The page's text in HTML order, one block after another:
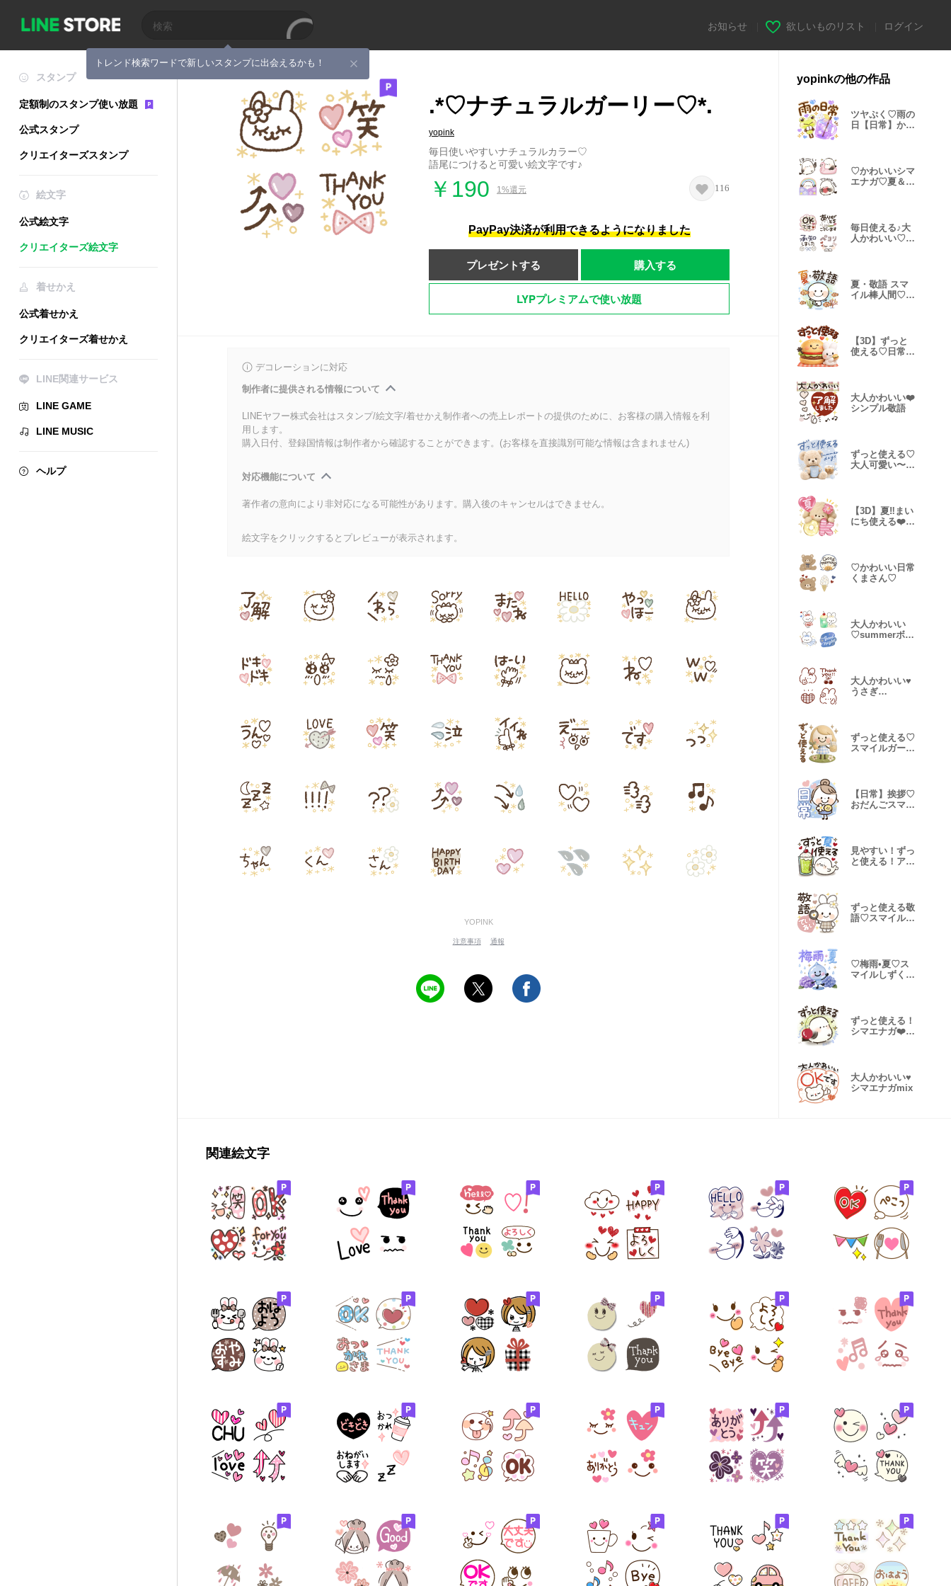
トレンド検索ワードで新しいスタンプに出会えるかも！
お知らせ 欲しいものリスト ログイン
スタンプ
定額制のスタンプ使い放題
公式スタンプ
クリエイターズスタンプ
絵文字
公式絵文字
クリエイターズ絵文字
着せかえ
公式着せかえ
クリエイターズ着せかえ
LINE関連サービス
LINE GAME
LINE MUSIC
ヘルプ
.*♡ナチュラルガーリー♡*.
yopink
毎日使いやすいナチュラルカラー♡
語尾につけると可愛い絵文字です♪
￥190 1%還元 116
PayPay決済が利用できるようになりました
プレゼントする 購入する
LYPプレミアムで使い放題
デコレーションに対応
制作者に提供される情報について
LINEヤフー株式会社はスタンプ/絵文字/着せかえ制作者への売上レポートの提供のために、お客様の購入情報を利
用します。
購入日付、登録国情報は制作者から確認することができます。(お客様を直接識別可能な情報は含まれません)
対応機能について
著作者の意向により非対応になる可能性があります。購入後のキャンセルはできません。
絵文字をクリックするとプレビューが表示されます。
YOPINK
注意事項 通報
yopinkの他の作品
ツヤぷく♡雨の
日【日常】かえ
♡かわいいシマ
エナガ♡夏＆雨
毎日使える♪大
人かわいい♡敬
夏・敬語 スマ
イル棒人間♡い
【3D】ずっと
使える♡日常う
大人かわいい❤️
シンプル敬語
ずっと使える♡
大人可愛い〜
【3D】夏‼︎まい
にち使える❤️も
♡かわいい日常
くまさん♡
大人かわいい
♡summerボー
大人かわいい♥️
うさぎ
ずっと使える♡
スマイルガール
【日常】挨拶♡
おだんごスマイ
見やすい！ずっ
と使える！アザ
ずっと使える敬
語♡スマイルう
♡梅雨•夏♡ス
マイルしずく棒
ずっと使える！
シマエナガ❤️
大人かわいい♥️
シマエナガmix
関連絵文字